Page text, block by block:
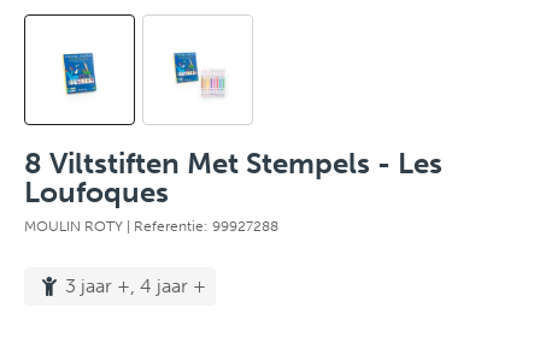
8 Viltstiften Met Stempels - Les
Loufoques
MOULIN ROTY | Referentie: 99927288
3 jaar +, 4 jaar +